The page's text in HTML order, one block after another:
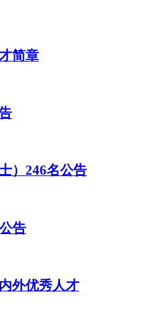
简章
）246名公告
告
外优秀人才